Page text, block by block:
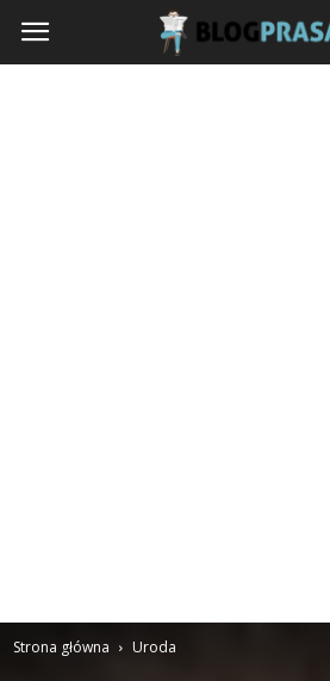
blogprasa.pl
Strona główna Uroda